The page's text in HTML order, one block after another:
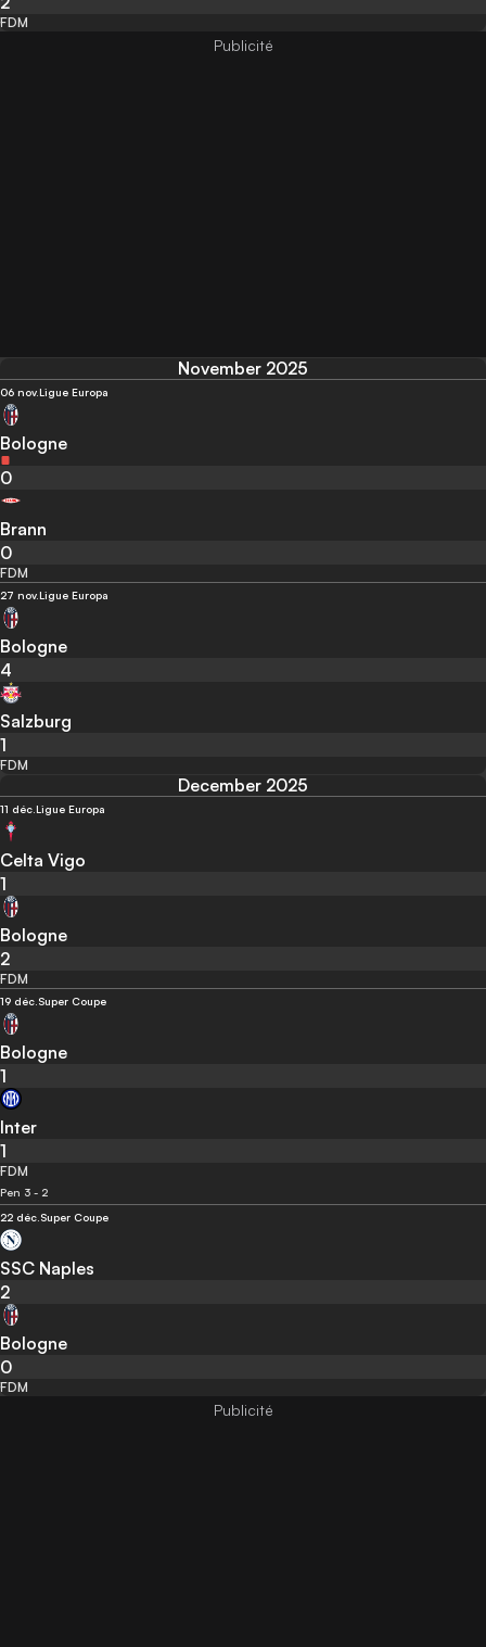
FDM
November 2025
06 nov.Ligue Europa
Bologne
0
Brann
0
FDM
27 nov.Ligue Europa
Bologne
4
Salzburg
1
FDM
December 2025
11 déc. Ligue Europa
Celta Vigo
1
Bologne
2
FDM
19 déc. Super Coupe
Bologne
1
Inter
1
FDM
Pen 3 - 2
22 déc. Super Coupe
SSC Naples
2
Bologne
0
FDM